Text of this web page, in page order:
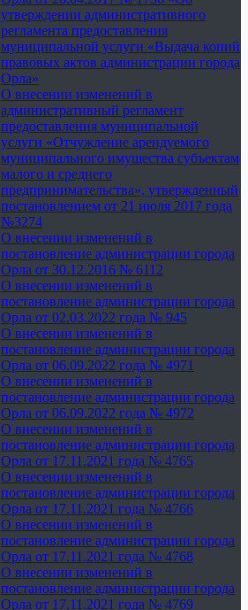
утверждении административного
регламента предоставления
муниципальной услуги «Выдача копий
правовых актов администрации города
Орла»
О внесении изменений в
административный регламент
предоставления муниципальной
услуги «Отчуждение арендуемого
муниципального имущества субъектам
малого и среднего
предпринимательства», утвержденный
постановлением от 21 июля 2017 года
№3274
О внесении изменений в
постановление администрации города
Орла от 30.12.2016 № 6112
О внесении изменений в
постановление администрации города
Орла от 02.03.2022 года № 945
О внесении изменений в
постановление администрации города
Орла от 06.09.2022 года № 4971
О внесении изменений в
постановление администрации города
Орла от 06.09.2022 года № 4972
О внесении изменений в
постановление администрации города
Орла от 17.11.2021 года № 4765
О внесении изменений в
постановление администрации города
Орла от 17.11.2021 года № 4766
О внесении изменений в
постановление администрации города
Орла от 17.11.2021 года № 4768
О внесении изменений в
постановление администрации города
Орла от 17.11.2021 года № 4769